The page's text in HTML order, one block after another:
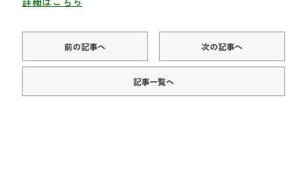
前の記事へ
記事一覧へ
次の記事へ